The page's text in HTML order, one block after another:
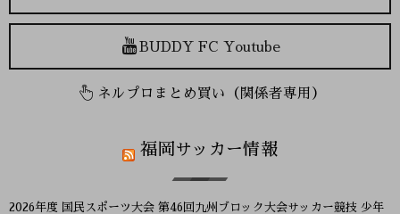
BUDDY FC Youtube
ネルプロまとめ買い（関係者専用）
福岡サッカー情報
2026年度 国民スポーツ大会 第46回九州ブロック大会サッカー競技 少年